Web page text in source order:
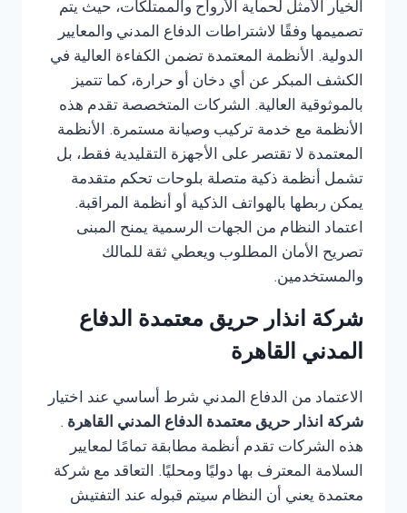
الخيار الأمثل لحماية الأرواح والممتلكات، حيث يتم
تصميمها وفقًا لاشتراطات الدفاع المدني والمعايير
الدولية. الأنظمة المعتمدة تضمن الكفاءة العالية في
الكشف المبكر عن أي دخان أو حرارة، كما تتميز
بالموثوقية العالية. الشركات المتخصصة تقدم هذه
الأنظمة مع خدمة تركيب وصيانة مستمرة. الأنظمة
المعتمدة لا تقتصر على الأجهزة التقليدية فقط، بل
تشمل أنظمة ذكية متصلة بلوحات تحكم متقدمة
يمكن ربطها بالهواتف الذكية أو أنظمة المراقبة.
اعتماد النظام من الجهات الرسمية يمنح المبنى
تصريح الأمان المطلوب ويعطي ثقة للمالك
والمستخدمين.
شركة انذار حريق معتمدة الدفاع
المدني القاهرة
الاعتماد من الدفاع المدني شرط أساسي عند اختيار
شركة انذار حريق معتمدة الدفاع المدني القاهرة .
هذه الشركات تقدم أنظمة مطابقة تمامًا لمعايير
السلامة المعترف بها دوليًا ومحليًا. التعاقد مع شركة
معتمدة يعني أن النظام سيتم قبوله عند التفتيش